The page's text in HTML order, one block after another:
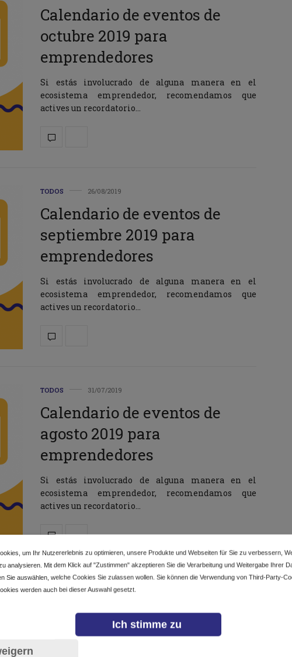
Calendario de eventos de
octubre 2019 para
emprendedores
Si estás involucrado de alguna manera en el
ecosistema emprendedor, recomendamos que
actives un recordatorio…
TODOS 26/08/2019
Calendario de eventos de
septiembre 2019 para
emprendedores
Si estás involucrado de alguna manera en el
ecosistema emprendedor, recomendamos que
actives un recordatorio…
TODOS 31/07/2019
Calendario de eventos de
agosto 2019 para
emprendedores
Si estás involucrado de alguna manera en el
ecosistema emprendedor, recomendamos que
actives un recordatorio…
Calendario de eventos de julio
2019 para emprendedores
um Ihr Nutzererlebnis zu optimieren, unsere Produkte und Webseiten für Sie zu verbessern,
analysieren. Mit dem Klick auf "Zustimmen" akzeptieren Sie die Verarbeitung und Weitergabe Ihrer
Sie auswählen, welche Cookies Sie zulassen wollen. Sie können die Verwendung von Third-Party-
werden auch bei dieser Auswahl gesetzt.
Ich stimme zu